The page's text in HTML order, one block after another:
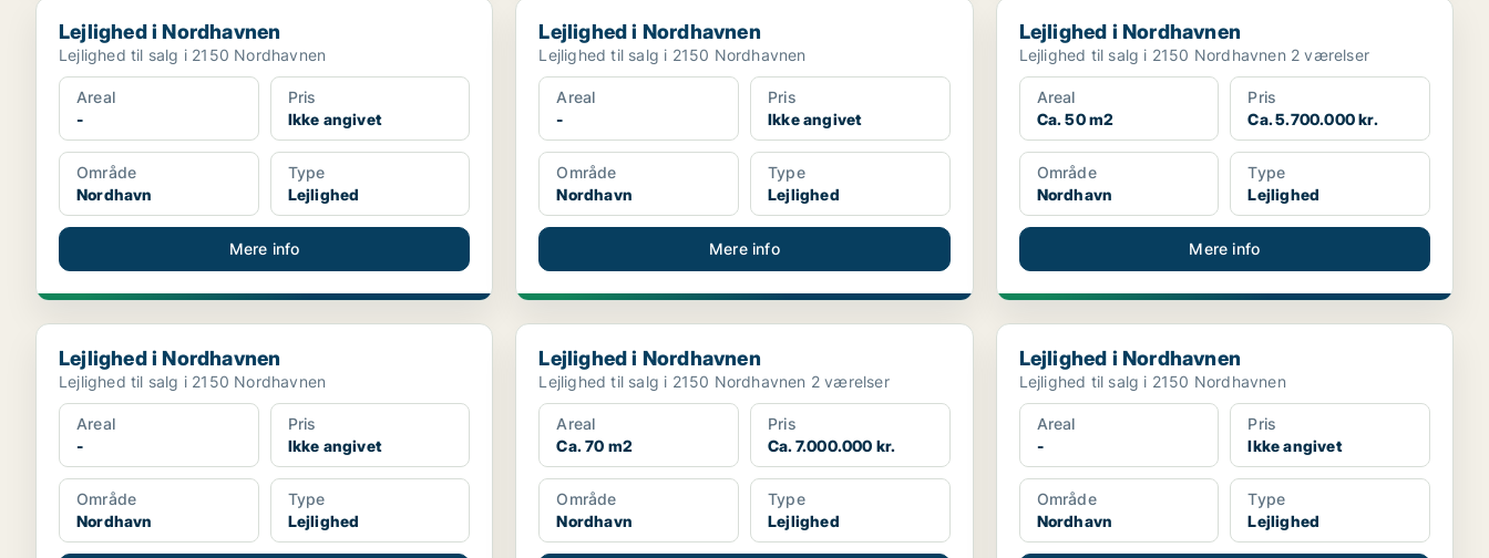
Lejlighed i Nordhavnen
Lejlighed i Nordhavnen
Lejlighed til salg i 2150 Nordhavnen
Areal
-
Pris
Ikke angivet
Område
Nordhavn
Type
Lejlighed
Mere info
Lejlighed i Nordhavnen
Lejlighed i Nordhavnen
Lejlighed til salg i 2150 Nordhavnen
Areal
-
Pris
Ikke angivet
Område
Nordhavn
Type
Lejlighed
Mere info
Lejlighed i Nordhavnen
Lejlighed i Nordhavnen
Lejlighed til salg i 2150 Nordhavnen 2 værelser
Areal
Ca. 50 m2
Pris
Ca. 5.700.000 kr.
Område
Nordhavn
Type
Lejlighed
Mere info
Lejlighed i Nordhavnen
Lejlighed i Nordhavnen
Lejlighed til salg i 2150 Nordhavnen
Areal
-
Pris
Ikke angivet
Område
Nordhavn
Type
Lejlighed
Lejlighed i Nordhavnen
Lejlighed i Nordhavnen
Lejlighed til salg i 2150 Nordhavnen 2 værelser
Areal
Ca. 70 m2
Pris
Ca. 7.000.000 kr.
Område
Nordhavn
Type
Lejlighed
Lejlighed i Nordhavnen
Lejlighed i Nordhavnen
Lejlighed til salg i 2150 Nordhavnen
Areal
-
Pris
Ikke angivet
Område
Nordhavn
Type
Lejlighed